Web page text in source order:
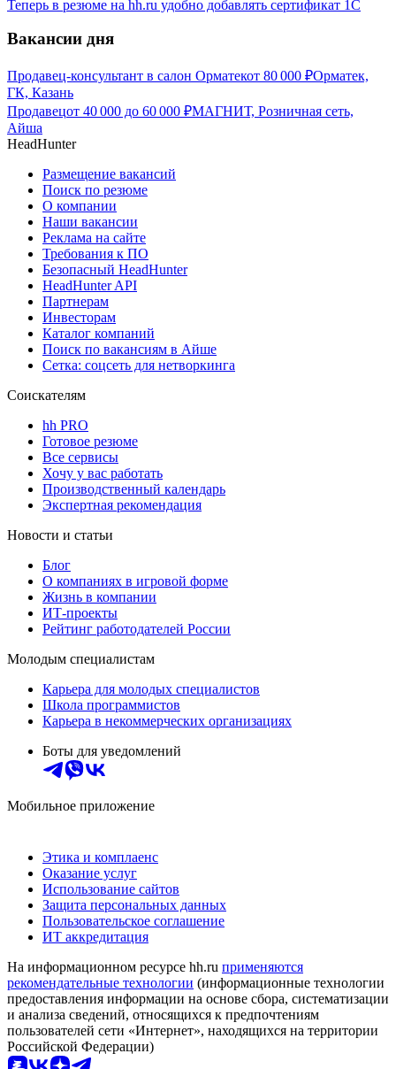
Теперь в резюме на hh.ru удобно добавлять сертификат 1С
Вакансии дня
Продавец-консультант в салон Орматекот 80 000 ₽Орматек,
ГК, Казань
Продавецот 40 000 до 60 000 ₽МАГНИТ, Розничная сеть,
Айша
HeadHunter
Размещение вакансий
Поиск по резюме
О компании
Наши вакансии
Реклама на сайте
Требования к ПО
Безопасный HeadHunter
HeadHunter API
Партнерам
Инвесторам
Каталог компаний
Поиск по вакансиям в Айше
Сетка: соцсеть для нетворкинга
Соискателям
hh PRO
Готовое резюме
Все сервисы
Хочу у вас работать
Производственный календарь
Экспертная рекомендация
Новости и статьи
Блог
О компаниях в игровой форме
Жизнь в компании
ИТ-проекты
Рейтинг работодателей России
Молодым специалистам
Карьера для молодых специалистов
Школа программистов
Карьера в некоммерческих организациях
Боты для уведомлений
Мобильное приложение
Этика и комплаенс
Оказание услуг
Использование сайтов
Защита персональных данных
Пользовательское соглашение
ИТ аккредитация
На информационном ресурсе hh.ru применяются
рекомендательные технологии (информационные технологии
предоставления информации на основе сбора, систематизации
и анализа сведений, относящихся к предпочтениям
пользователей сети «Интернет», находящихся на территории
Российской Федерации)